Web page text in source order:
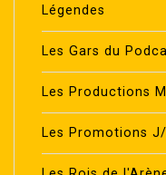
Légendes
Les Gars du
Les Productions
Les Promotions